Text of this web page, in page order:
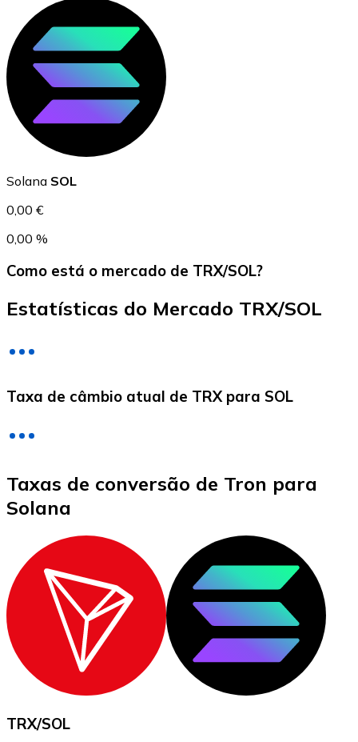
USD Coin
USDC
XRP
Solana SOL
0,00 €
0,00 %
Como está o mercado de TRX/SOL?
Estatísticas do Mercado TRX/SOL
Taxa de câmbio atual de TRX para SOL
Taxas de conversão de Tron para
Solana
TRX/SOL